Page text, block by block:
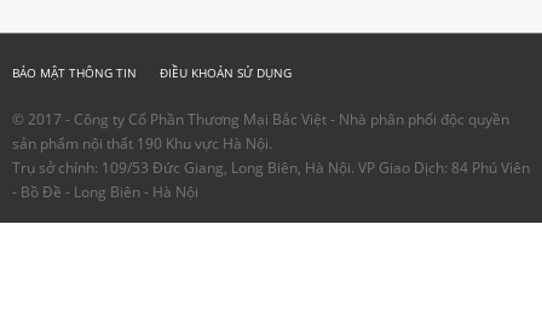
BẢO MẬT THÔNG TIN ĐIỀU KHOẢN SỬ DỤNG
© 2017 - Công ty Cổ Phần Thương Mại Bắc Việt - Nhà phân phối độc quyền
sản phẩm nội thất 190 Khu vực Hà Nội.
Trụ sở chính: 109/53 Đức Giang, Long Biên, Hà Nội. VP Giao Dịch: 84 Phú Viên
- Bồ Đề - Long Biên - Hà Nội